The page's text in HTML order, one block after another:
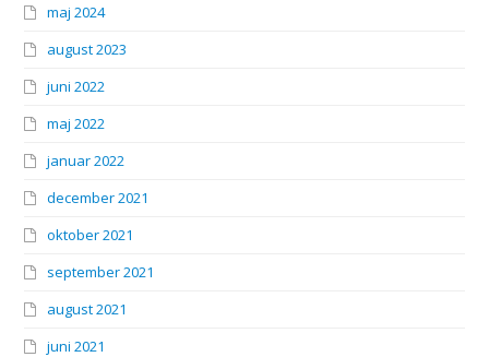
maj 2024
august 2023
juni 2022
maj 2022
januar 2022
december 2021
oktober 2021
september 2021
august 2021
juni 2021